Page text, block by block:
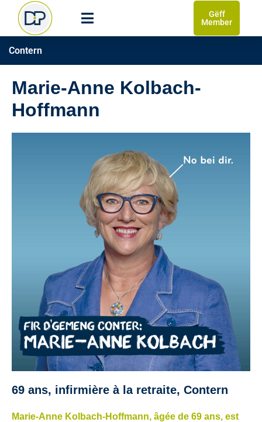
Gëff
Member
Contern
Marie-Anne Kolbach-
Hoffmann
69 ans, infirmière à la retraite, Contern
Marie-Anne Kolbach-Hoffmann, âgée de 69 ans, est